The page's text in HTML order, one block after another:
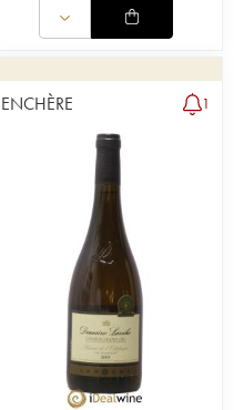
ENCHÈRE 1